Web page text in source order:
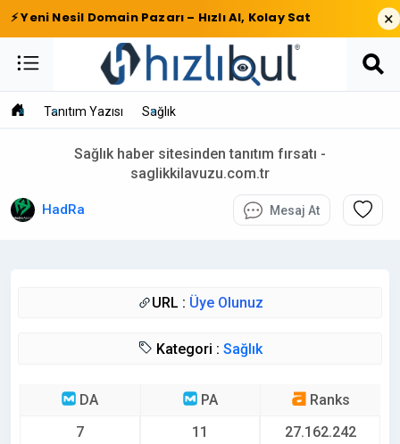
⚡ Yeni Nesil Domain Pazarı – Hızlı Al, Kolay Sat ×
Tanıtım Yazısı Sağlık
Sağlık haber sitesinden tanıtım fırsatı -
saglikkilavuzu.com.tr
HadRa Mesaj At
URL : Üye Olunuz
Kategori : Sağlık
DA
7
PA
11
Ranks
27.162.242